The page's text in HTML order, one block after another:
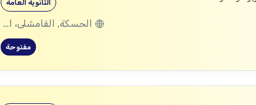
الثانوية العامة
الحسكة, القامشلى، الحسكة, الكرامة، الرقة, اليعربية، المالكية، الحسكة, العريشة، الحسكة, الشدادي، الحسكة
مفتوحة